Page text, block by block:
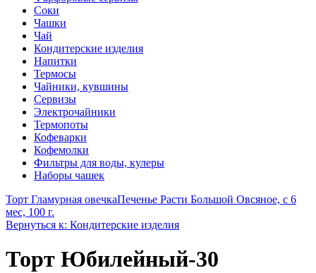
Соки
Чашки
Чай
Кондитерские изделия
Напитки
Термосы
Чайники, кувшины
Сервизы
Электрочайники
Термопоты
Кофеварки
Кофемолки
Фильтры для воды, кулеры
Наборы чашек
Торт Гламурная овечкаПеченье Расти Большой Овсяное, с 6
мес, 100 г.
Вернуться к: Кондитерские изделия
Торт Юбилейный-30